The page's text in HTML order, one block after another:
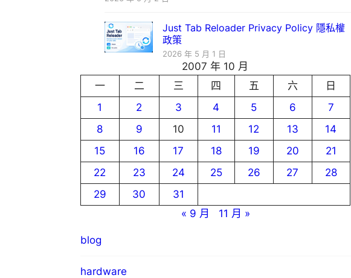
Just Tab Reloader Privacy Policy 隱私權
政策
2026 年 5 月 1 日
2007 年 10 月
一
二 三 四 五 六
日
1
2 3 4 5 6
7
8
9 10 11 12 13
14
15
16 17 18 19 20
21
22
23 24 25 26 27
28
29
30
31
« 9 月
11 月 »
blog
hardware